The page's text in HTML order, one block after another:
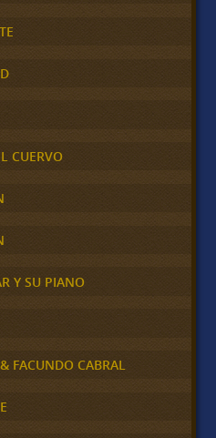
CUERVO
Y SU PIANO
FACUNDO CABRAL